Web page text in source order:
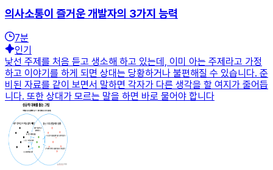
의사소통이 즐거운 개발자의 3가지 능력
7분
인기
낯선 주제를 처음 듣고 생소해 하고 있는데, 이미 아는 주제라고 가정
하고 이야기를 하게 되면 상대는 당황하거나 불편해질 수 있습니다. 준
비된 자료를 같이 보면서 말하면 각자가 다른 생각을 할 여지가 줄어듭
니다. 또한 상대가 모르는 말을 하면 바로 물어야 합니다